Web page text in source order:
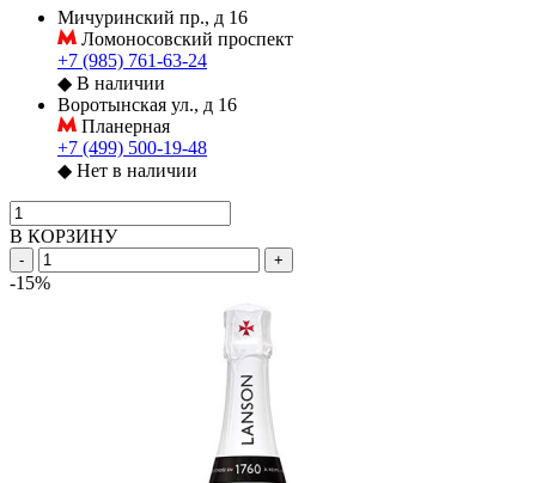
Мичуринский пр., д 16
Ломоносовский проспект
+7 (985) 761-63-24
◆ В наличии
Воротынская ул., д 16
Планерная
+7 (499) 500-19-48
◆ Нет в наличии
В КОРЗИНУ
- +
-15%